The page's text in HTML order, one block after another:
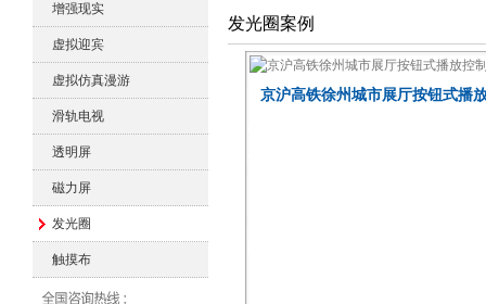
增强现实
虚拟迎宾
虚拟仿真漫游
滑轨电视
透明屏
磁力屏
发光圈
触摸布
发光圈案例
京沪高铁徐州城市展厅按钮式播